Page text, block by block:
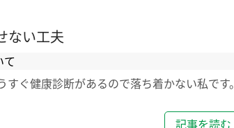
ない工夫
て
ぐ健康診断があるので落ち着かない私です。
記事を読む